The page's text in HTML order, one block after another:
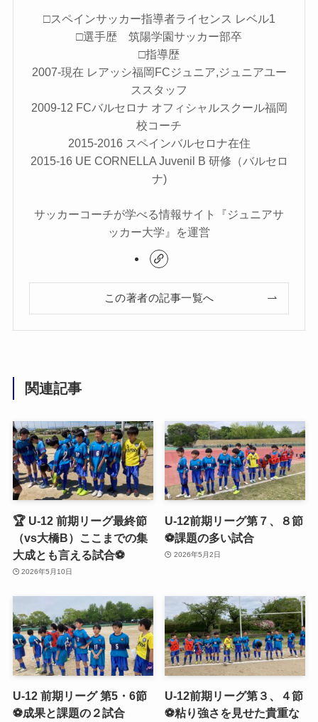
□スペインサッカー指導者ライセンス レベル1
□選手歴 筑陽学園サッカー部卒
□指導歴
2007-現在 レアッシ福岡FCジュニア,ジュニアユー
ススタッフ
2009-12 FCバルセロナ オフィシャルスクール福岡
校コーチ
2015-2016 スペインバルセロナ在住
2015-16 UE CORNELLA Juvenil B 研修（バルセロ
ナ)
サッカーコーチが学べる情報サイト『ジュニアサ
ッカー大学』を運営
この著者の記事一覧へ
関連記事
🏆 U-12 前期リーグ最終節
（vs大橋B）ここまでの集
大成とも言える試合⚽️
2026年5月10日
U-12前期リーグ第７、８節
⚽️課題の多い試合
2026年5月2日
U-12 前期リーグ 第5・6節
⚽️成果と課題の２試合
U-12前期リーグ第３、４節
⚽️粘り強さを見せた貴重な